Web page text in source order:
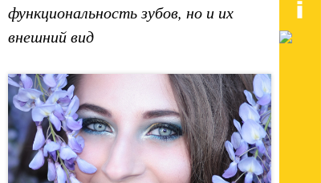
функциональность зубов, но и их
внешний вид